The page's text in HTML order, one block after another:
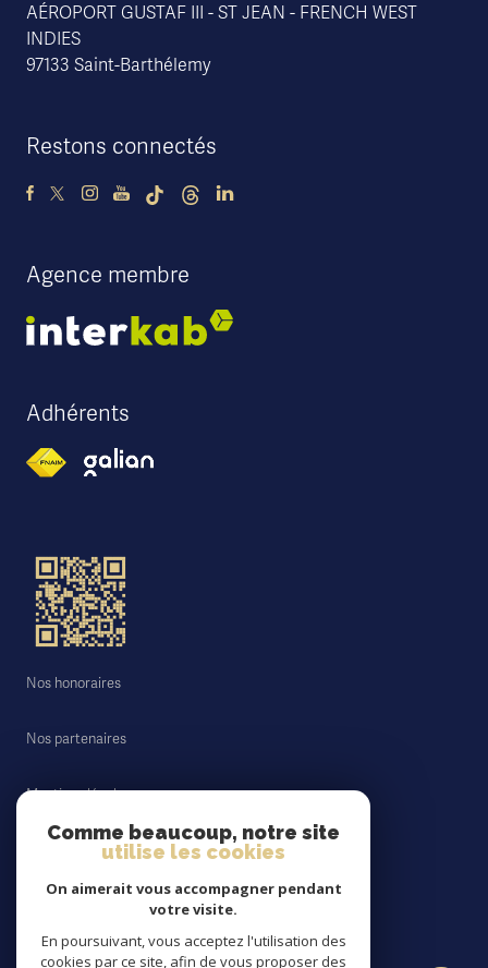
AÉROPORT GUSTAF III - ST JEAN - FRENCH WEST
INDIES
97133 Saint-Barthélemy
Restons connectés
Agence membre
Adhérents
Nos honoraires
Nos partenaires
Mentions légales
Cookies
Comme beaucoup, notre site
utilise les cookies
On aimerait vous accompagner pendant
votre visite.
En poursuivant, vous acceptez l'utilisation des
cookies par ce site, afin de vous proposer des